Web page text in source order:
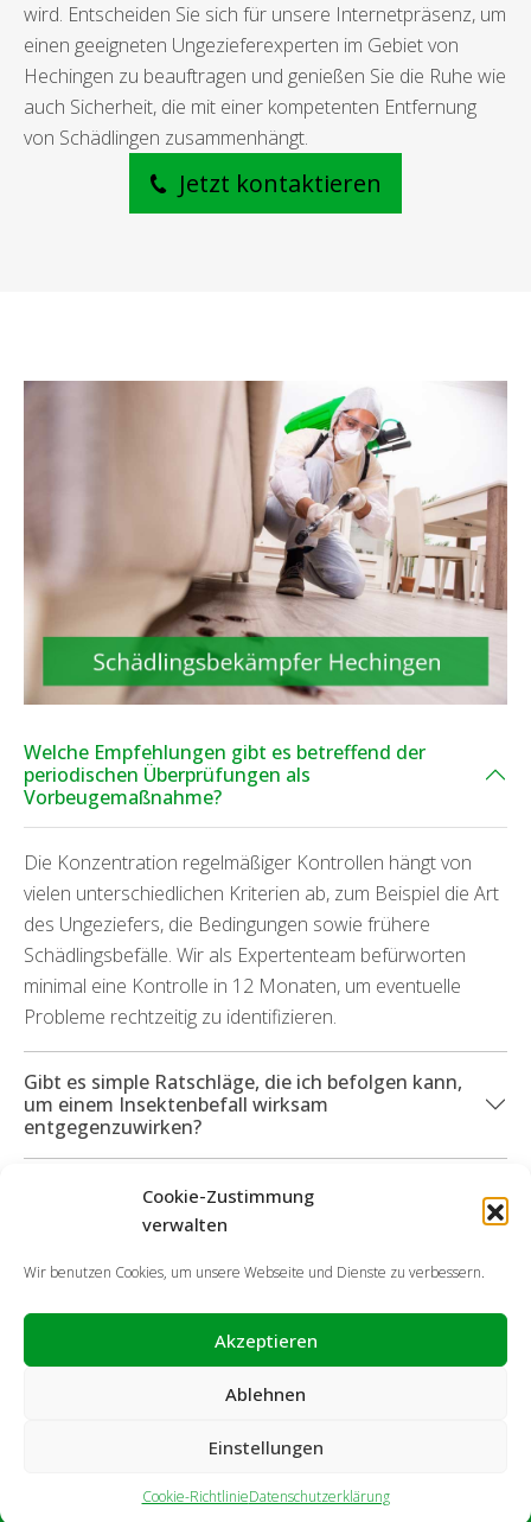
Cookie-Zustimmung
verwalten
Wir benutzen Cookies, um unsere Webseite und Dienste zu verbessern.
Akzeptieren
Ablehnen
Einstellungen
Cookie-RichtlinieDatenschutzerklärung
wird. Entscheiden Sie sich für unsere Internetpräsenz, um
einen geeigneten Ungezieferexperten im Gebiet von
Hechingen zu beauftragen und genießen Sie die Ruhe wie
auch Sicherheit, die mit einer kompetenten Entfernung
von Schädlingen zusammenhängt.
Jetzt kontaktieren
Welche Empfehlungen gibt es betreffend der
periodischen Überprüfungen als
Vorbeugemaßnahme?
Die Konzentration regelmäßiger Kontrollen hängt von
vielen unterschiedlichen Kriterien ab, zum Beispiel die Art
des Ungeziefers, die Bedingungen sowie frühere
Schädlingsbefälle. Wir als Expertenteam befürworten
minimal eine Kontrolle in 12 Monaten, um eventuelle
Probleme rechtzeitig zu identifizieren.
Gibt es simple Ratschläge, die ich befolgen kann,
um einem Insektenbefall wirksam
entgegenzuwirken?
Welche Services kann ich in Anspruch nehmen,
wenn durch die Schädlinge Defekte angefallen
Haftungsausschluss